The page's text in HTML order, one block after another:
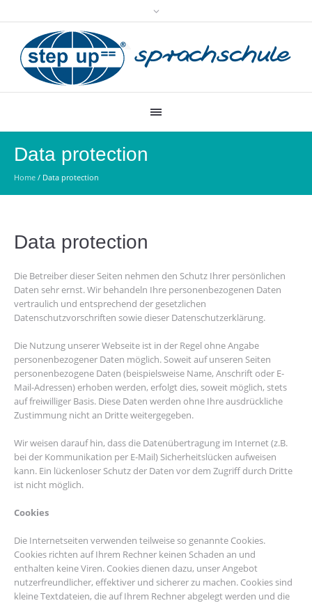
Data protection
Home / Data protection
Data protection
Die Betreiber dieser Seiten nehmen den Schutz Ihrer persönlichen
Daten sehr ernst. Wir behandeln Ihre personenbezogenen Daten
vertraulich und entsprechend der gesetzlichen
Datenschutzvorschriften sowie dieser Datenschutzerklärung.
Die Nutzung unserer Webseite ist in der Regel ohne Angabe
personenbezogener Daten möglich. Soweit auf unseren Seiten
personenbezogene Daten (beispielsweise Name, Anschrift oder E-
Mail-Adressen) erhoben werden, erfolgt dies, soweit möglich, stets
auf freiwilliger Basis. Diese Daten werden ohne Ihre ausdrückliche
Zustimmung nicht an Dritte weitergegeben.
Wir weisen darauf hin, dass die Datenübertragung im Internet (z.B.
bei der Kommunikation per E-Mail) Sicherheitslücken aufweisen
kann. Ein lückenloser Schutz der Daten vor dem Zugriff durch Dritte
ist nicht möglich.
Cookies
Die Internetseiten verwenden teilweise so genannte Cookies.
Cookies richten auf Ihrem Rechner keinen Schaden an und
enthalten keine Viren. Cookies dienen dazu, unser Angebot
nutzerfreundlicher, effektiver und sicherer zu machen. Cookies sind
kleine Textdateien, die auf Ihrem Rechner abgelegt werden und die